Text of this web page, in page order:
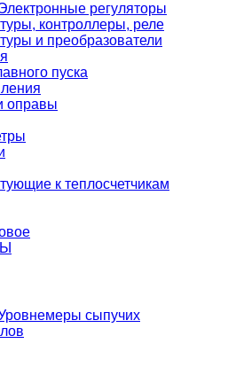
регуляторы
контроллеры, реле
и преобразователи
пуска
оправы
к теплосчетчикам
сыпучих